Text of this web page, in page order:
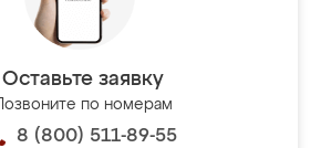
Оставьте заявку
Позвоните по номерам
8 (800) 511-89-55